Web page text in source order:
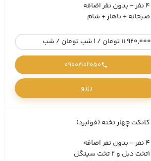
4 نفر - بدون نفر اضافه
صبحانه + ناهار + شام
11,920,000 تومان / 1 شب تومان / شب
09002102050
رزرو
کانکت چهار تخته (فولبرد)
4 نفر - بدون نفر اضافه
1تخت دبل و 2 تخت سینگل